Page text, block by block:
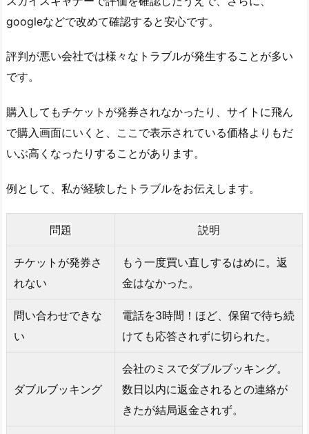
googleなどで改めて確認すると安心です。
評判が悪い会社では様々なトラブルが発生することが多い
です。
購入してもチケットが発券されなかったり、サイトに飛ん
で購入画面にいくと、ここで表示されている価格よりもだ
いぶ高くなったりすることがあります。
例として、私が経験したトラブルをお伝えします。
問題 説明
チケットが発券さ
れない
もう一度買い直しするはめに。返
金はなかった。
問い合わせできな
い
電話を3時間！ほど、保留で待ち続
けても応答されずに切られた。
ダブルブッキング
会社のミスでダブルブッキング。
数日以内に返金されるとの連絡が
きたが結局返金されず。